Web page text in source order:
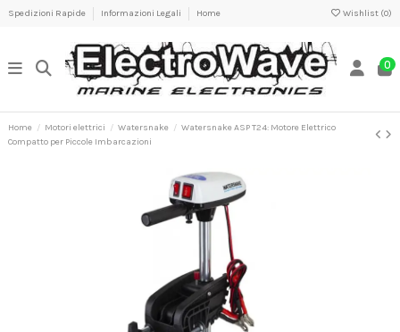
Spedizioni Rapide Informazioni Legali Home Wishlist (0)
0
Home Motori elettrici Watersnake
Watersnake ASP T24: Motore Elettrico
Compatto per Piccole Imbarcazioni